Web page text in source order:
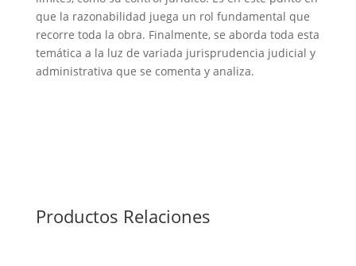
que la razonabilidad juega un rol fundamental que
recorre toda la obra. Finalmente, se aborda toda esta
temática a la luz de variada jurisprudencia judicial y
administrativa que se comenta y analiza.
Productos Relaciones